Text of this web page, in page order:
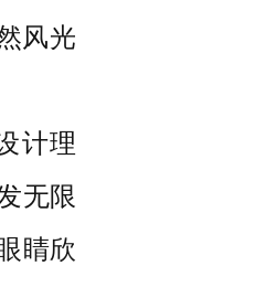
风光
计理
无限
睛欣